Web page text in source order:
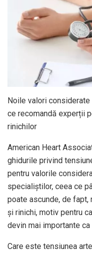
Noile valori considerate
ce recomandă experții
rinichilor
American Heart
ghidurile privind
pentru valorile
specialiștilor, ceea ce
poate ascunde, de
și rinichi, motiv pentru
devin mai importante ca
Care este tensiunea